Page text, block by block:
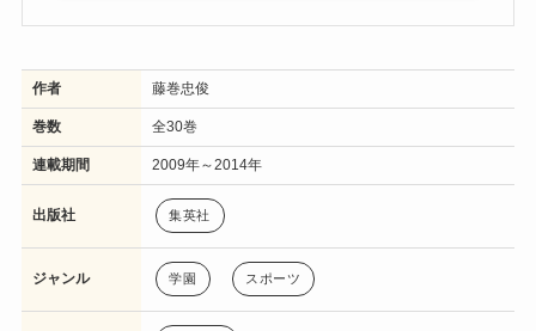
作者 藤巻忠俊
巻数 全30巻
連載期間 2009年～2014年
出版社 集英社
ジャンル 学園 スポーツ